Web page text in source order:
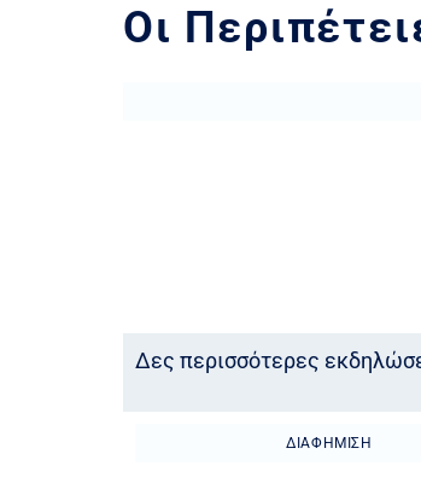
Οι
Δες περισσότερες
ΔΙΑΦΉΜΙΣΗ